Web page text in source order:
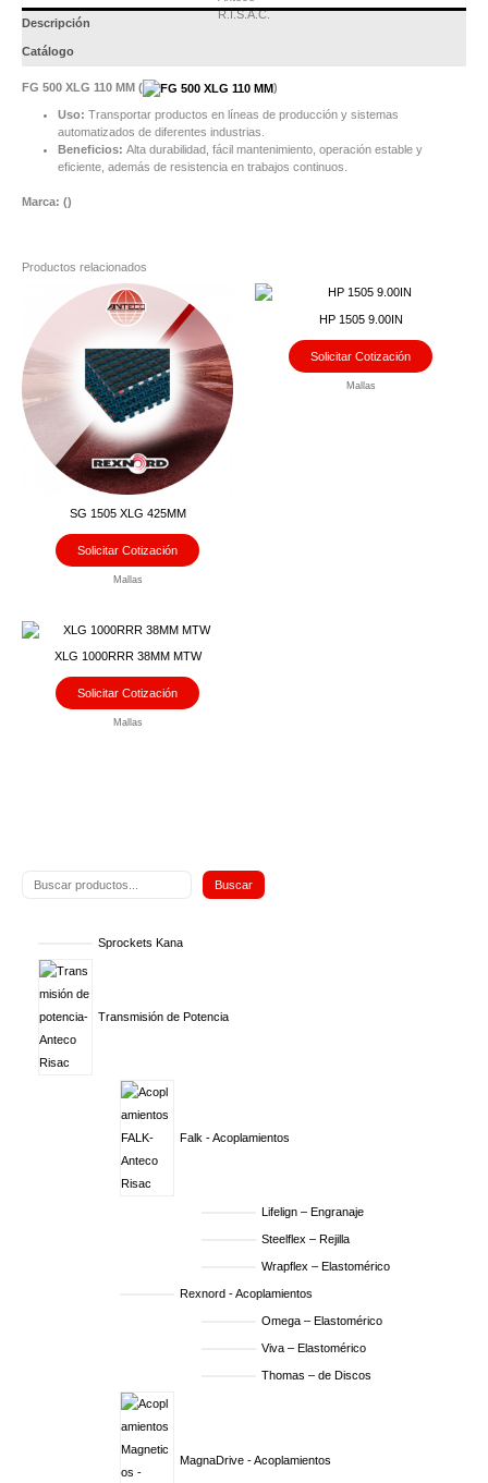
Buscar
Sprockets Kana
Transmisión de Potencia
Falk - Acoplamientos
Lifelign – Engranaje
Steelflex – Rejilla
Wrapflex – Elastomérico
Rexnord - Acoplamientos
Omega – Elastomérico
Viva – Elastomérico
Thomas – de Discos
MagnaDrive - Acoplamientos
Descripción
Catálogo
FG 500 XLG 110 MM ( )
Uso: Transportar productos en líneas de producción y sistemas
automatizados de diferentes industrias.
Beneficios: Alta durabilidad, fácil mantenimiento, operación estable y
eficiente, además de resistencia en trabajos continuos.
Marca: ()
Productos relacionados
SG 1505 XLG 425MM
Solicitar Cotización
Mallas
HP 1505 9.00IN
Solicitar Cotización
Mallas
XLG 1000RRR 38MM MTW
Solicitar Cotización
Mallas